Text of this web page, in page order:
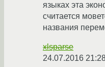
языках эта
считается
названия
xlsparse
24.07.2016